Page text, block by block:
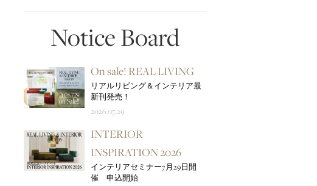
Notice Board
On sale! REAL LIVING
リアルリビング＆インテリア最
新刊発売！
2026.07.29
INTERIOR
INSPIRATION 2026
インテリアセミナー7月29日開
催 申込開始